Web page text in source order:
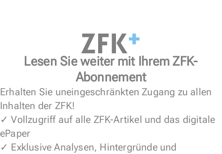
Lesen Sie weiter mit Ihrem ZFK-
Abonnement
Erhalten Sie uneingeschränkten Zugang zu allen
Inhalten der ZFK!
✓ Vollzugriff auf alle ZFK-Artikel und das digitale
ePaper
✓ Exklusive Analysen, Hintergründe und